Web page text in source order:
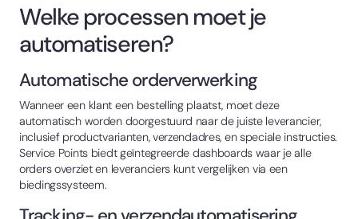
Welke processen moet je
automatiseren?
Automatische orderverwerking
Wanneer een klant een bestelling plaatst, moet deze
automatisch worden doorgestuurd naar de juiste leverancier,
inclusief productvarianten, verzendadres, en speciale instructies.
Service Points biedt geïntegreerde dashboards waar je alle
orders overziet en leveranciers kunt vergelijken via een
biedingssysteem.